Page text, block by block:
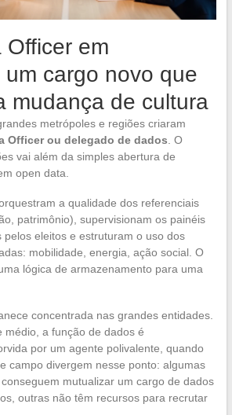
Officer em
cargo novo que
mudança de cultura
metrópoles e regiões criaram
Officer ou delegado de dados . O
vai além da simples abertura de
open data.
a qualidade dos referenciais
patrimônio), supervisionam os painéis
pelos eleitos e estruturam o uso dos
mobilidade, energia, ação social. O
lógica de armazenamento para uma
concentrada nas grandes entidades.
médio, a função de dados é
por um agente polivalente, quando
campo divergem nesse ponto: algumas
mutualizar um cargo de dados
outras não têm recursos para recrutar